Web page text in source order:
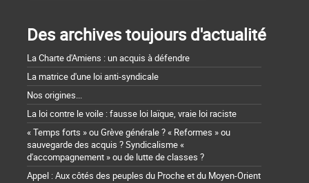
Des archives toujours d'actualité
La Charte d'Amiens : un acquis à défendre
La matrice d'une loi anti-syndicale
Nos origines...
La loi contre le voile : fausse loi laïque, vraie loi raciste
« Temps forts » ou Grève générale ? « Reformes » ou
sauvegarde des acquis ? Syndicalisme «
d'accompagnement » ou de lutte de classes ?
Appel : Aux côtés des peuples du Proche et du Moyen-Orient